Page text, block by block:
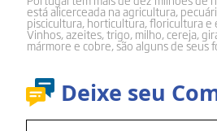
Deixe seu
está alicerceada na agricultura,
piscicultura, horticultura, floricultura e
Vinhos, azeites, trigo, milho, cereja,
mármore e cobre, são alguns de seus